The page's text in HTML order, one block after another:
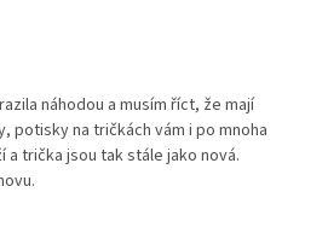
5 hvězdiček.
náhodou a musím říct, že mají
potisky na tričkách vám i po mnoha
trička jsou tak stále jako nová.